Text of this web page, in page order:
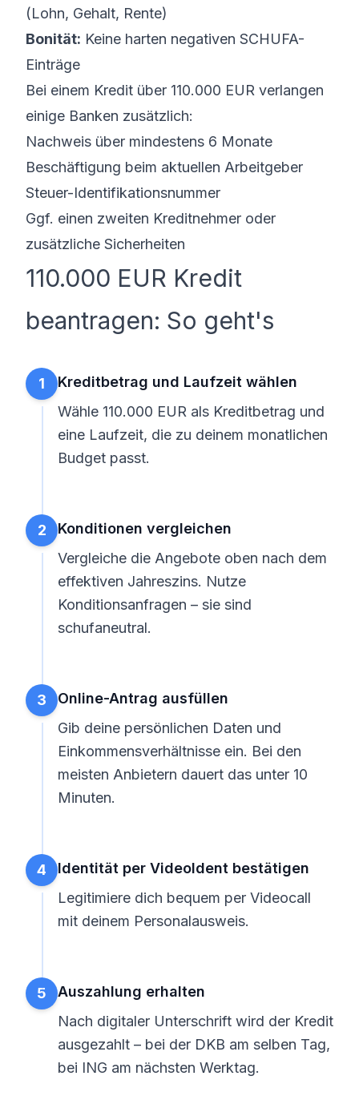
(Lohn, Gehalt, Rente)
Bonität: Keine harten negativen SCHUFA-
Einträge
Bei einem Kredit über 110.000 EUR verlangen
einige Banken zusätzlich:
Nachweis über mindestens 6 Monate
Beschäftigung beim aktuellen Arbeitgeber
Steuer-Identifikationsnummer
Ggf. einen zweiten Kreditnehmer oder
zusätzliche Sicherheiten
110.000 EUR Kredit
beantragen: So geht's
1
Kreditbetrag und Laufzeit wählen
Wähle 110.000 EUR als Kreditbetrag und
eine Laufzeit, die zu deinem monatlichen
Budget passt.
2
Konditionen vergleichen
Vergleiche die Angebote oben nach dem
effektiven Jahreszins. Nutze
Konditionsanfragen – sie sind
schufaneutral.
3
Online-Antrag ausfüllen
Gib deine persönlichen Daten und
Einkommensverhältnisse ein. Bei den
meisten Anbietern dauert das unter 10
Minuten.
4
Identität per VideoIdent bestätigen
Legitimiere dich bequem per Videocall
mit deinem Personalausweis.
5
Auszahlung erhalten
Nach digitaler Unterschrift wird der Kredit
ausgezahlt – bei der DKB am selben Tag,
bei ING am nächsten Werktag.